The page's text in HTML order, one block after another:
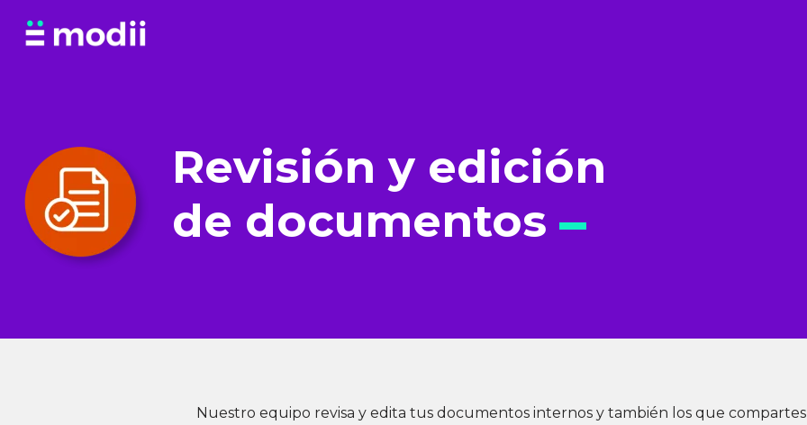
Saltar
Revisión y edición
de documentos
Nuestro equipo revisa y edita tus documentos internos y también los que compartes